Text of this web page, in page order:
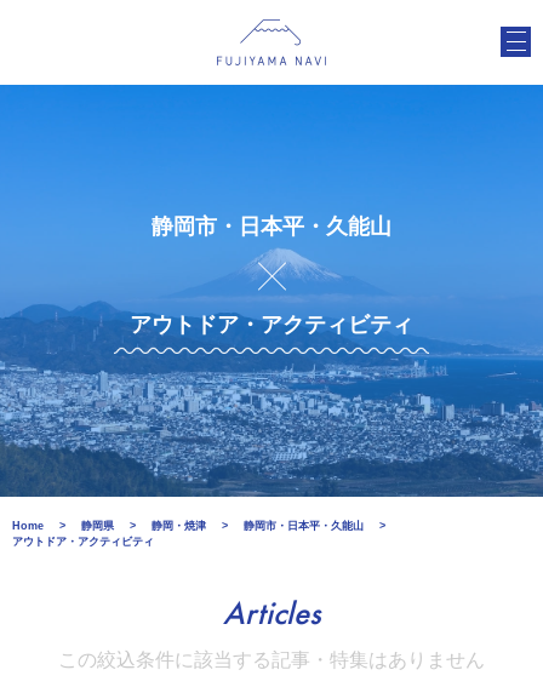
静岡市・日本平・久能山
アウトドア・アクティビティ
Home 静岡県 静岡・焼津
静岡市・日本平・久能山
アウトドア・アクティビティ
Articles
この絞込条件に該当する記事・特集はありません